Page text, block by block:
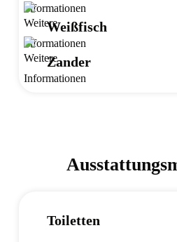
Weißfisch
Zander
Toiletten